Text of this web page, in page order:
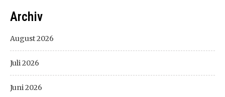
Archiv
August 2026
Juli 2026
Juni 2026